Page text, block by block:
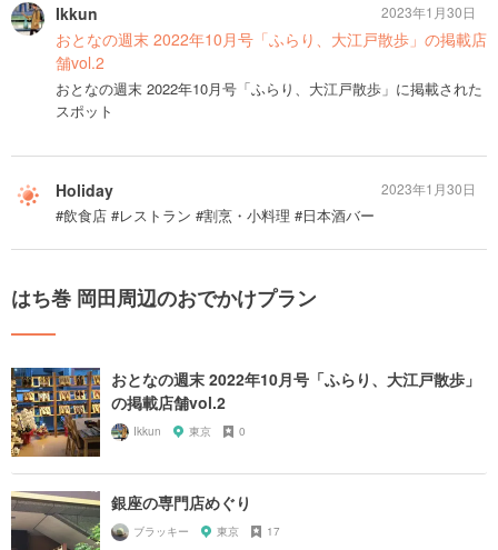
Ikkun
おとなの週末 2022年10月号「ふらり、大江戸散歩」の掲載店
舗vol.2
おとなの週末 2022年10月号「ふらり、大江戸散歩」に掲載された
スポット
2023年1月30日
Holiday
#飲食店 #レストラン #割烹・小料理 #日本酒バー
2023年1月30日
はち巻 岡田周辺のおでかけプラン
おとなの週末 2022年10月号「ふらり、大江戸散歩」
の掲載店舗vol.2
Ikkun 東京 0
銀座の専門店めぐり
ブラッキー 東京 17